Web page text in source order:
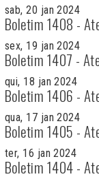
sab, 20 jan 2024
Boletim 1408 -
sex, 19 jan 2024
Boletim 1407 -
qui, 18 jan 2024
Boletim 1406 -
qua, 17 jan 2024
Boletim 1405 -
ter, 16 jan 2024
Boletim 1404 -